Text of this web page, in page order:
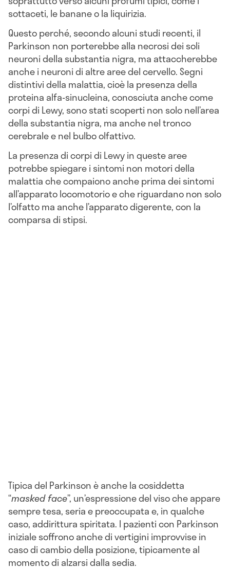
sottaceti, le banane o la liquirizia.
Questo perché, secondo alcuni studi recenti, il
Parkinson non porterebbe alla necrosi dei soli
neuroni della substantia nigra, ma attaccherebbe
anche i neuroni di altre aree del cervello. Segni
distintivi della malattia, cioè la presenza della
proteina alfa-sinucleina, conosciuta anche come
corpi di Lewy, sono stati scoperti non solo nell’area
della substantia nigra, ma anche nel tronco
cerebrale e nel bulbo olfattivo.
La presenza di corpi di Lewy in queste aree
potrebbe spiegare i sintomi non motori della
malattia che compaiono anche prima dei sintomi
all’apparato locomotorio e che riguardano non solo
l’olfatto ma anche l’apparato digerente, con la
comparsa di stipsi.
Tipica del Parkinson è anche la cosiddetta
“masked face”, un’espressione del viso che appare
sempre tesa, seria e preoccupata e, in qualche
caso, addirittura spiritata. I pazienti con Parkinson
iniziale soffrono anche di vertigini improvvise in
caso di cambio della posizione, tipicamente al
momento di alzarsi dalla sedia.